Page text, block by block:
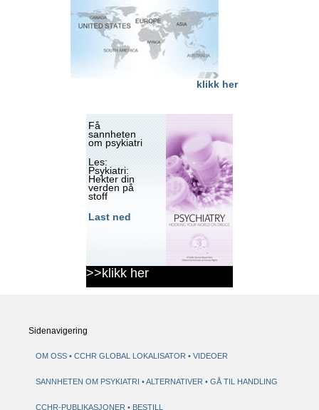
klikk her
Få
sannheten
om psykiatri
Les:
Psykiatri:
Hekter din
verden på
stoff
Last ned
>>klikk her
Sidenavigering
OM OSS CCHR GLOBAL LOKALISATOR VIDEOER
SANNHETEN OM PSYKIATRI ALTERNATIVER GÅ TIL HANDLING
CCHR-PUBLIKASJONER BESTILL